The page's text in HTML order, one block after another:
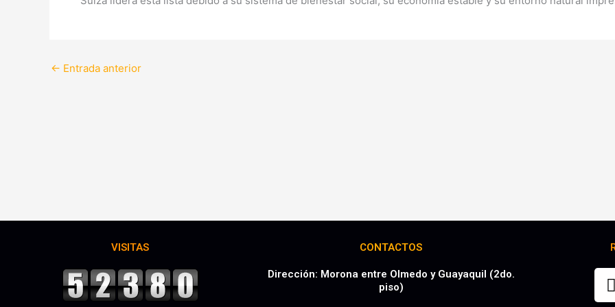
← Entrada anterior
VISITAS CONTACTOS
Dirección: Morona entre Olmedo y Guayaquil (2do.
piso)
F
a